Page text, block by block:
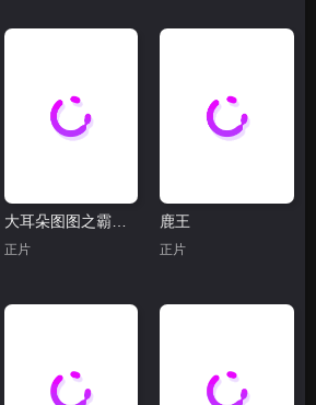
大耳朵图图之霸王龙在行动
正片
鹿王
正片